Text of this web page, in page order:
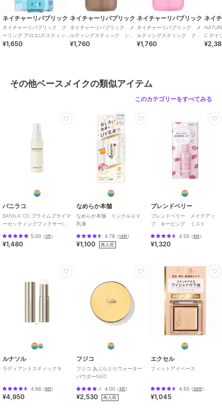
原産国 韓国
ネイチャーリパブリック
ネイチャーリパブリック ク
ーリング アロエUVスティッ
ク(数量限定)（韓国コスメ）
¥1,650
ネイチャーリパブリック
ネイチャーリパブリック メ
ルティングスティック シェ
ーディングアッシュジンジャ
¥1,760
ネイチャーリパブリック
ネイチャーリパブリック メ
ルティングスティック クリ
ームチーク ラベンダーバタ
¥1,760
ネイ
C デイ
国コス
その他ベースメイクの類似アイテム
このカテゴリーをすべてみる
バニラコ
BANILA CO プライムプライマ
ーセッティングフィクサー(韓
5.00 （1件）
¥1,480
なめらか本舗
なめらか本舗 リンクルＵＶ
乳液
4.78 （14件）
¥1,100 再入荷
ブレンドベリー
ブレンドベリー メイクアッ
プ キーピング ミスト
4.55（9件）
¥1,320
ルナソル
ラディアントスティックＮ
4.66 （9件）
¥4,950
フジコ
フジコ あぶらとりウォーター
パウダーNEO
4.00 （3件）
¥2,530 再入荷
エクセル
フィットアイベース
4.50（58件）
¥1,045